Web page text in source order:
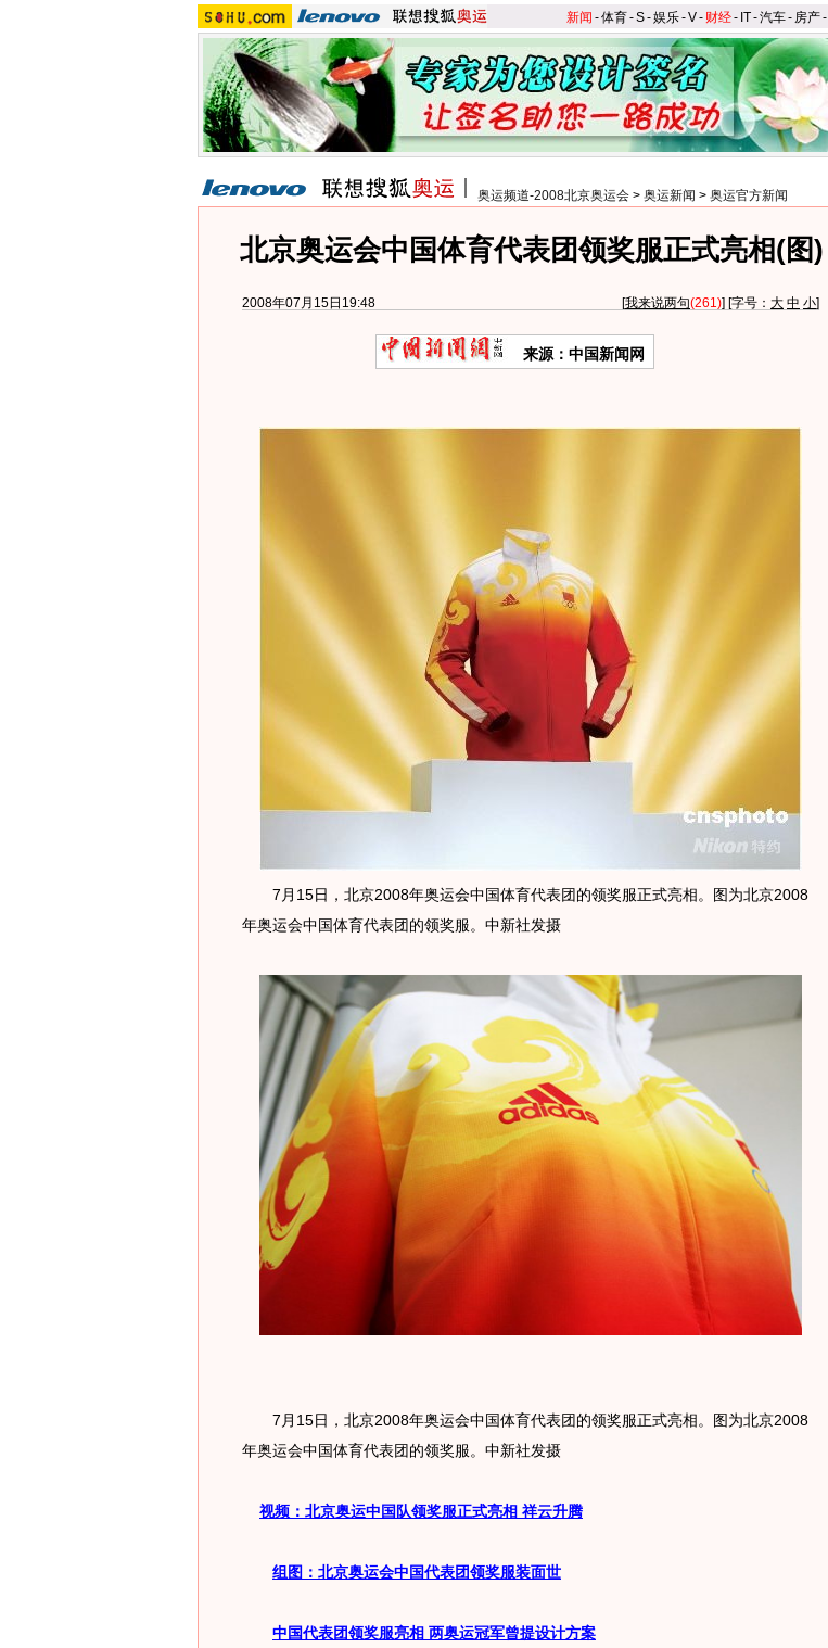
新闻 -体育-S-娱乐-V- 财经- IT-汽车- 房产-
奥运频道-2008北京奥运会 > 奥运新闻 > 奥运官方新闻
北京奥运会中国体育代表团领奖服正式亮相(图)
2008年07月15日19:48 [我来说两句(261)] [字号： 大 中 小]
来源：中国新闻网
7月15日，北京2008年奥运会中国体育代表团的领奖服正式亮相。图为北京2008
年奥运会中国体育代表团的领奖服。中新社发摄
7月15日，北京2008年奥运会中国体育代表团的领奖服正式亮相。图为北京2008
年奥运会中国体育代表团的领奖服。中新社发摄
视频：北京奥运中国队领奖服正式亮相 祥云升腾
组图：北京奥运会中国代表团领奖服装面世
中国代表团领奖服亮相 两奥运冠军曾提设计方案